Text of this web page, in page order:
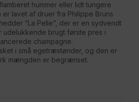
hummer eller lidt tungere
er lavet af druer fra Philippe Bruns
”La Pelle”, der er en sydvendt
udelukkende brugt første pres i
champagne.
i små egetræstønder, og den er
mængden er begrænset.